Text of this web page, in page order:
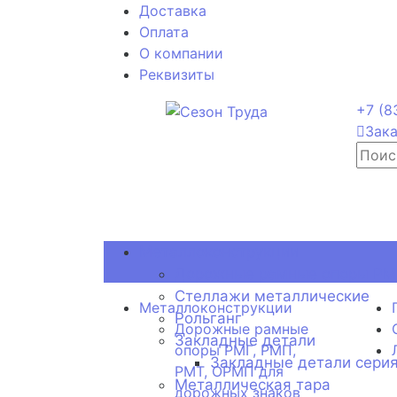
Доставка
Оплата
О компании
Реквизиты
+7
Стеллажи металлические
Рольганг
Закладные детали
Закладные детали
Металлическая тара
Металлоконструкции
Дорожные рамные
опоры РМГ, РМП,
РМТ, ОРМП для
дорожных знаков